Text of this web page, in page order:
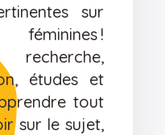
sur
!
études et
tout
sur le sujet,